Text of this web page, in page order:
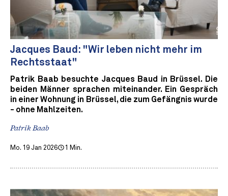
Jacques Baud: "Wir leben nicht mehr im
Rechtsstaat"
Patrik Baab besuchte Jacques Baud in Brüssel. Die
beiden Männer sprachen miteinander. Ein Gespräch
in einer Wohnung in Brüssel, die zum Gefängnis wurde
- ohne Mahlzeiten.
Patrik Baab
Mo. 19 Jan 2026 1 Min.